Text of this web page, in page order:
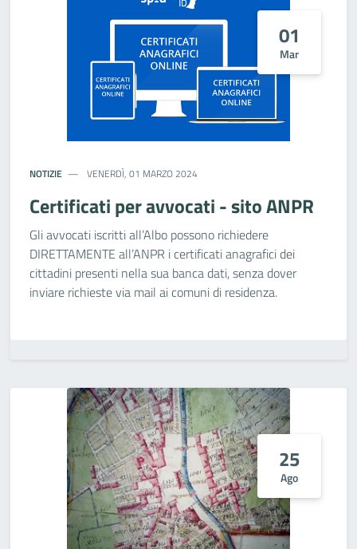
01
Mar
NOTIZIE VENERDÌ, 01 MARZO 2024
Certificati per avvocati - sito ANPR
Gli avvocati iscritti all’Albo possono richiedere
DIRETTAMENTE all’ANPR i certificati anagrafici dei
cittadini presenti nella sua banca dati, senza dover
inviare richieste via mail ai comuni di residenza.
25
Ago